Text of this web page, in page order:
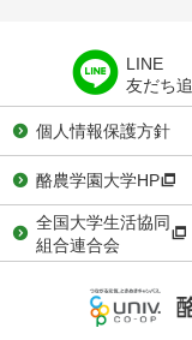
LINE
友だち
個人情報保護方針
酪農学園大学HP
全国大学生活協同
組合連合会